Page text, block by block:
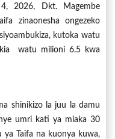
2026, Dkt. Magembe
zinaonesha ongezeko
kutoka watu
watu milioni 6.5 kwa
shinikizo la juu la damu
umri kati ya miaka 30
ya Taifa na kuonya kuwa,